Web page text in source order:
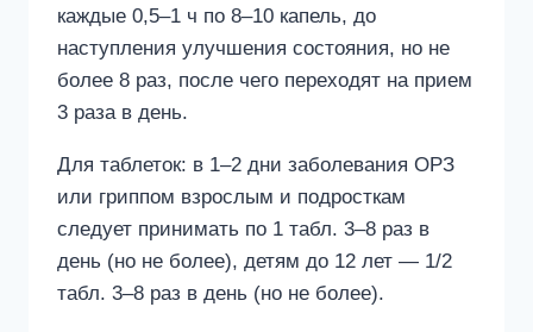
каждые 0,5–1 ч по 8–10 капель, до
наступления улучшения состояния, но не
более 8 раз, после чего переходят на прием
3 раза в день.
Для таблеток: в 1–2 дни заболевания ОРЗ
или гриппом взрослым и подросткам
следует принимать по 1 табл. 3–8 раз в
день (но не более), детям до 12 лет — 1/2
табл. 3–8 раз в день (но не более).